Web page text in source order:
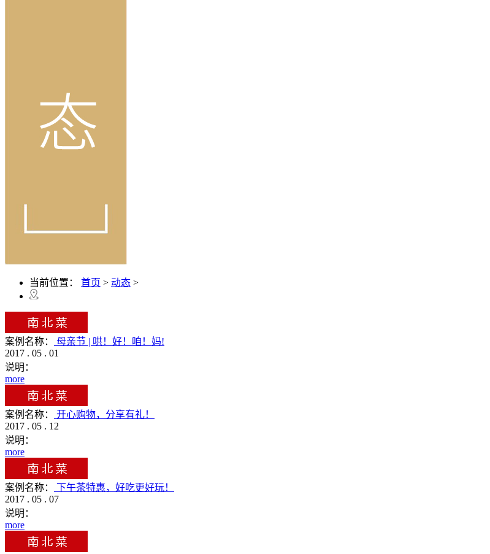
当前位置： 首页 > 动态 >
案例名称：
母亲节 | 哄！好！咱！妈!
2017 . 05 . 01
说明：
more
案例名称：
开心购物，分享有礼！
2017 . 05 . 12
说明：
more
案例名称：
下午茶特惠，好吃更好玩！
2017 . 05 . 07
说明：
more